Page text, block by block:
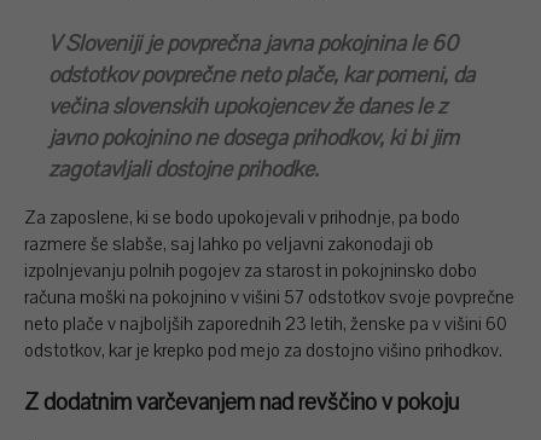
V Sloveniji je povprečna javna pokojnina le 60
odstotkov povprečne neto plače, kar pomeni, da
večina slovenskih upokojencev že danes le z
javno pokojnino ne dosega prihodkov, ki bi jim
zagotavljali dostojne prihodke.
Za zaposlene, ki se bodo upokojevali v prihodnje, pa bodo
razmere še slabše, saj lahko po veljavni zakonodaji ob
izpolnjevanju polnih pogojev za starost in pokojninsko dobo
računa moški na pokojnino v višini 57 odstotkov svoje povprečne
neto plače v najboljših zaporednih 23 letih, ženske pa v višini 60
odstotkov, kar je krepko pod mejo za dostojno višino prihodkov.
Z dodatnim varčevanjem nad revščino v pokoju